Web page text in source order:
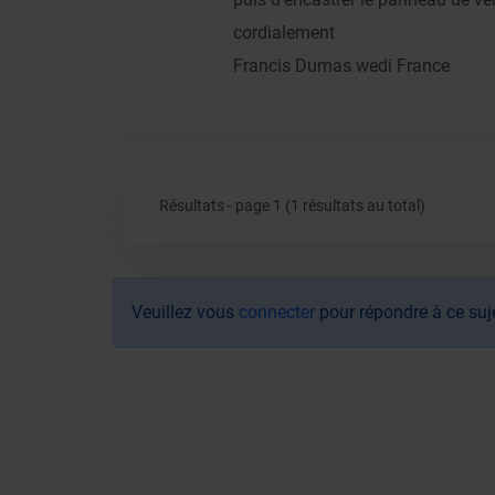
cordialement
Francis Dumas wedi France
Résultats - page 1 (1 résultats au total)
Veuillez vous connecter pour répondre à ce